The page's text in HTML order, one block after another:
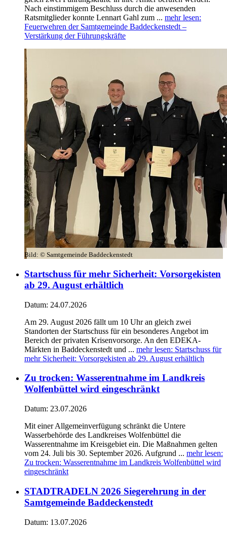
Nach einstimmigem Beschluss durch die anwesenden
Ratsmitglieder konnte Lennart Gahl zum ... mehr lesen:
Feuerwehren der Samtgemeinde Baddeckenstedt –
Verstärkung der Führungskräfte
Bild: © Samtgemeinde Baddeckenstedt
Startschuss für mehr Sicherheit: Vorsorgekisten
ab 29. August erhältlich
Datum: 24.07.2026
Am 29. August 2026 fällt um 10 Uhr an gleich zwei
Standorten der Startschuss für ein besonderes Angebot im
Bereich der privaten Krisenvorsorge. An den EDEKA-
Märkten in Baddeckenstedt und ... mehr lesen: Startschuss für
mehr Sicherheit: Vorsorgekisten ab 29. August erhältlich
Zu trocken: Wasserentnahme im Landkreis
Wolfenbüttel wird eingeschränkt
Datum: 23.07.2026
Mit einer Allgemeinverfügung schränkt die Untere
Wasserbehörde des Landkreises Wolfenbüttel die
Wasserentnahme im Kreisgebiet ein. Die Maßnahmen gelten
vom 24. Juli bis 30. September 2026. Aufgrund ... mehr lesen:
Zu trocken: Wasserentnahme im Landkreis Wolfenbüttel wird
eingeschränkt
STADTRADELN 2026 Siegerehrung in der
Samtgemeinde Baddeckenstedt
Datum: 13.07.2026